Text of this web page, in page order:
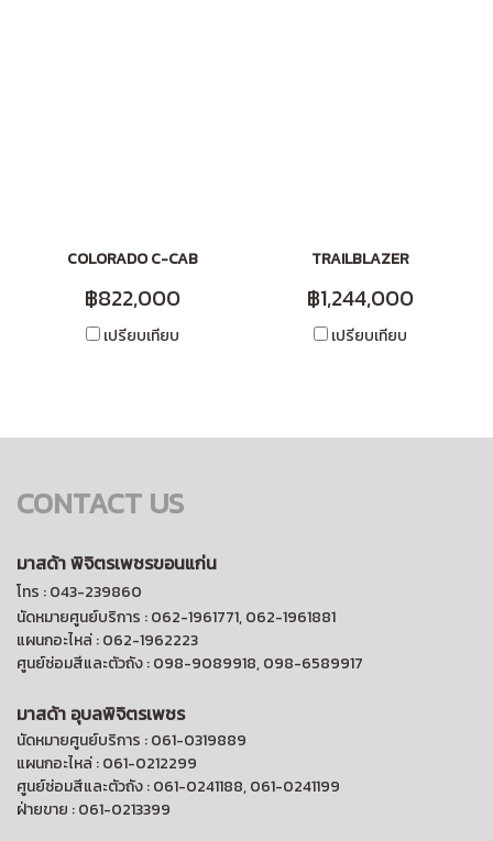
COLORADO C-CAB
฿822,000
เปรียบเทียบ
TRAILBLAZER
฿1,244,000
เปรียบเทียบ
CONTACT US
มาสด้า พิจิตรเพชรขอนแก่น
โทร : 043-239860
นัดหมายศูนย์บริการ : 062-1961771, 062-1961881
แผนกอะไหล่ : 062-1962223
ศูนย์ซ่อมสีและตัวถัง : 098-9089918, 098-6589917
มาสด้า อุบลพิจิตรเพชร
นัดหมายศูนย์บริการ : 061-0319889
แผนกอะไหล่ : 061-0212299
ศูนย์ซ่อมสีและตัวถัง : 061-0241188, 061-0241199
ฝ่ายขาย : 061-0213399